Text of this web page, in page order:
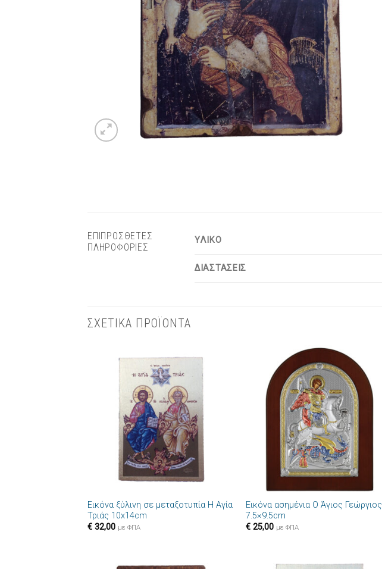
ΕΠΙΠΡΟΣΘΕΤΕΣ
ΠΛΗΡΟΦΟΡΙΕΣ
ΥΛΙΚΟ
ΔΙΑΣΤΑΣΕΙΣ
ΣΧΕΤΙΚΑ ΠΡΟΪΟΝΤΑ
Πρόσθήκη
Εικόνα ξύλινη σε μεταξοτυπία Η Αγία
Τριάς 10x14cm
€32,00 με ΦΠΑ
Πρόσθήκη
στην λίστα
επιθυμιών
Εικόνα ασημένια Ο Άγιος Γεώργιος
7.5×9.5cm
€ 25,00 με ΦΠΑ